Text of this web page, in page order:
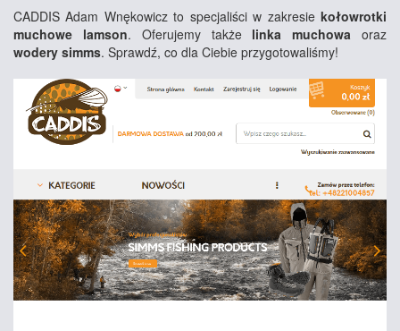
CADDIS Adam Wnękowicz to specjaliści w zakresie kołowrotki
muchowe lamson. Oferujemy także linka muchowa oraz
wodery simms. Sprawdź, co dla Ciebie przygotowaliśmy!